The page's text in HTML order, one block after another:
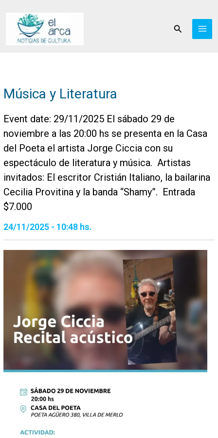
contenido
Buscar
Música y Literatura
Event date: 29/11/2025 El sábado 29 de
noviembre a las 20:00 hs se presenta en la Casa
del Poeta el artista Jorge Ciccia con su
espectáculo de literatura y música. Artistas
invitados: El escritor Cristián Italiano, la bailarina
Cecilia Provitina y la banda “Shamy”. Entrada
$7.000
24/11/2025 - 10:48 hs.